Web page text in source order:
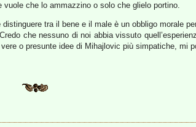
che lo ammazzino o solo che glielo portino.
tra il bene e il male è un obbligo morale
che nessuno di noi abbia vissuto
o presunte idee di Mihajlovic più simpatiche, mi